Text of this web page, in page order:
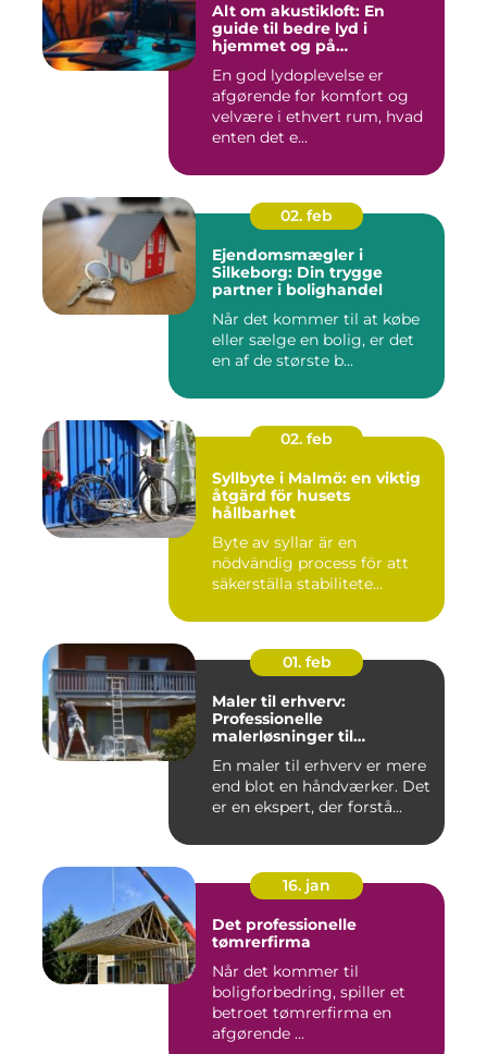
Alt om akustikloft: En
guide til bedre lyd i
hjemmet og på
En god lydoplevelse er
afgørende for komfort og
velvære i ethvert rum, hvad
enten det e...
02. feb
Ejendomsmægler i
Silkeborg: Din trygge
partner i bolighandel
Når det kommer til at købe
eller sælge en bolig, er det
en af de største b...
02. feb
Syllbyte i Malmö: en viktig
åtgärd för husets
hållbarhet
Byte av syllar är en
nödvändig process för att
säkerställa stabilitete...
01. feb
Maler til erhverv:
Professionelle
malerløsninger til
En maler til erhverv er mere
end blot en håndværker. Det
er en ekspert, der forstå...
16. jan
Det professionelle
tømrerfirma
Når det kommer til
boligforbedring, spiller et
betroet tømrerfirma en
afgørende ...